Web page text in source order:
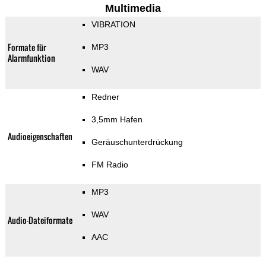
Multimedia
Formate für
Alarmfunktion
VIBRATION
MP3
WAV
Audioeigenschaften
Redner
3,5mm Hafen
Geräuschunterdrückung
FM Radio
Audio-Dateiformate
MP3
WAV
AAC